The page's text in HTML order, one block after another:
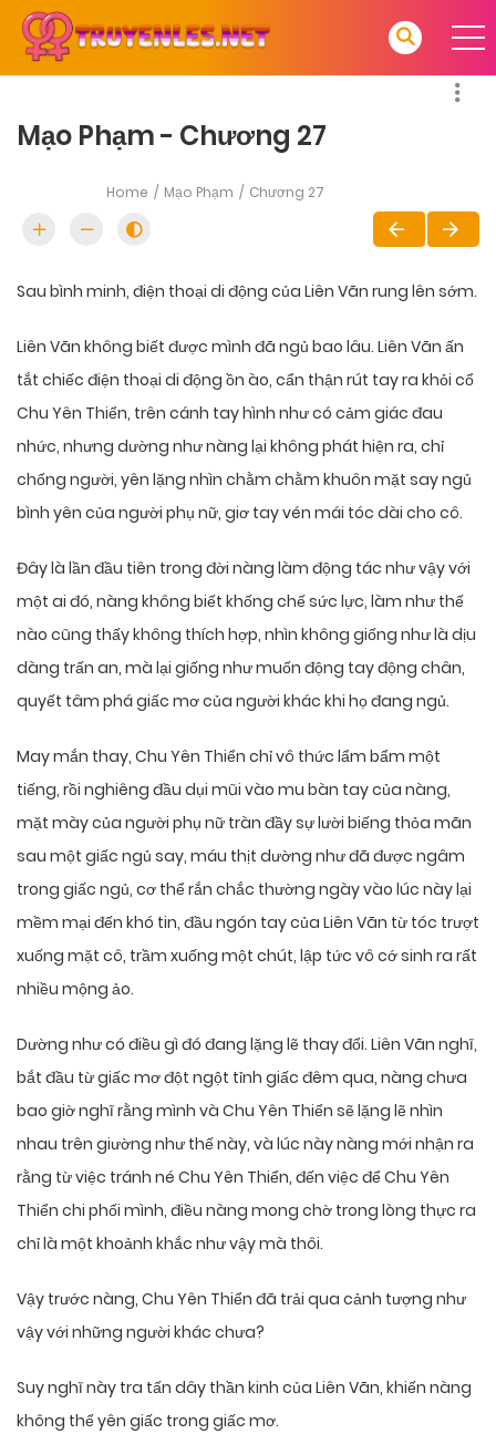
Mạo Phạm - Chương 27
Home Mạo Phạm Chương 27
Sau bình minh, điện thoại di động của Liên Vãn rung lên sớm.
Liên Vãn không biết được mình đã ngủ bao lâu. Liên Vãn ấn
tắt chiếc điện thoại di động ồn ào, cẩn thận rút tay ra khỏi cổ
Chu Yên Thiển, trên cánh tay hình như có cảm giác đau
nhức, nhưng dường như nàng lại không phát hiện ra, chỉ
chống người, yên lặng nhìn chằm chằm khuôn mặt say ngủ
bình yên của người phụ nữ, giơ tay vén mái tóc dài cho cô.
Đây là lần đầu tiên trong đời nàng làm động tác như vậy với
một ai đó, nàng không biết khống chế sức lực, làm như thế
nào cũng thấy không thích hợp, nhìn không giống như là dịu
dàng trấn an, mà lại giống như muốn động tay động chân,
quyết tâm phá giấc mơ của người khác khi họ đang ngủ.
May mắn thay, Chu Yên Thiển chỉ vô thức lẩm bẩm một
tiếng, rồi nghiêng đầu dụi mũi vào mu bàn tay của nàng,
mặt mày của người phụ nữ tràn đầy sự lười biếng thỏa mãn
sau một giấc ngủ say, máu thịt dường như đã được ngâm
trong giấc ngủ, cơ thể rắn chắc thường ngày vào lúc này lại
mềm mại đến khó tin, đầu ngón tay của Liên Vãn từ tóc trượt
xuống mặt cô, trầm xuống một chút, lập tức vô cớ sinh ra rất
nhiều mộng ảo.
Dường như có điều gì đó đang lặng lẽ thay đổi. Liên Vãn nghĩ,
bắt đầu từ giấc mơ đột ngột tỉnh giấc đêm qua, nàng chưa
bao giờ nghĩ rằng mình và Chu Yên Thiển sẽ lặng lẽ nhìn
nhau trên giường như thế này, và lúc này nàng mới nhận ra
rằng từ việc tránh né Chu Yên Thiển, đến việc để Chu Yên
Thiển chi phối mình, điều nàng mong chờ trong lòng thực ra
chỉ là một khoảnh khắc như vậy mà thôi.
Vậy trước nàng, Chu Yên Thiển đã trải qua cảnh tượng như
vậy với những người khác chưa?
Suy nghĩ này tra tấn dây thần kinh của Liên Vãn, khiến nàng
không thể yên giấc trong giấc mơ.